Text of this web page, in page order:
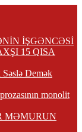
İŞGƏNCƏSİ
15 QISA
Demək
monolit
MƏMURUN